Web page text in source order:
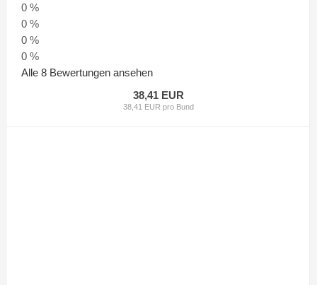
0 %
0 %
0 %
0 %
Alle 8 Bewertungen ansehen
38,41 EUR
38,41 EUR pro Bund